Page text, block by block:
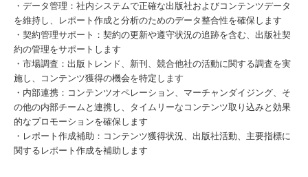
・データ管理：社内システムで正確な出版社およびコンテンツデータ
を維持し、レポート作成と分析のためのデータ整合性を確保します
・契約管理サポート：契約の更新や遵守状況の追跡を含む、出版社契
約の管理をサポートします
・市場調査：出版トレンド、新刊、競合他社の活動に関する調査を実
施し、コンテンツ獲得の機会を特定します
・内部連携：コンテンツオペレーション、マーチャンダイジング、そ
の他の内部チームと連携し、タイムリーなコンテンツ取り込みと効果
的なプロモーションを確保します
・レポート作成補助：コンテンツ獲得状況、出版社活動、主要指標に
関するレポート作成を補助します